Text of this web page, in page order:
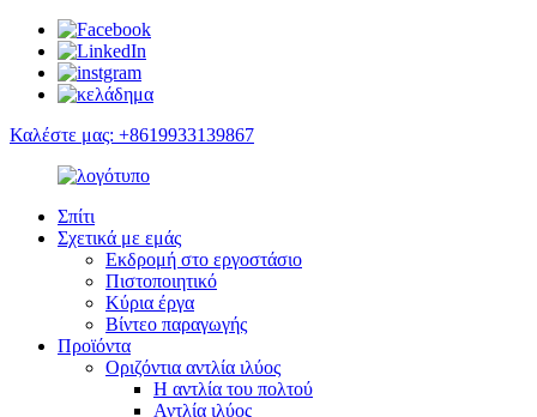
Καλέστε μας: +8619933139867
Σπίτι
Σχετικά με εμάς
Εκδρομή στο εργοστάσιο
Πιστοποιητικό
Κύρια έργα
Βίντεο παραγωγής
Προϊόντα
Οριζόντια αντλία ιλύος
Η αντλία του πολτού
Αντλία ιλύος